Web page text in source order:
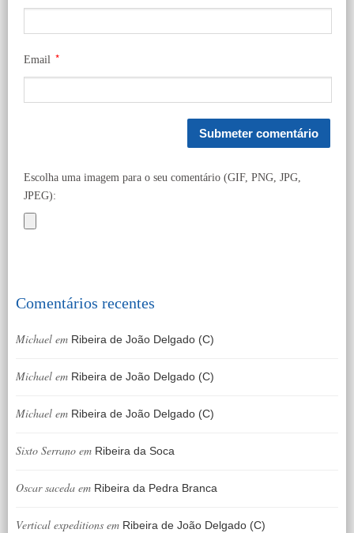
Email *
Escolha uma imagem para o seu comentário (GIF, PNG, JPG,
JPEG):
Comentários recentes
Michael em Ribeira de João Delgado (C)
Michael em Ribeira de João Delgado (C)
Michael em Ribeira de João Delgado (C)
Sixto Serrano em Ribeira da Soca
Oscar saceda em Ribeira da Pedra Branca
Vertical expeditions em Ribeira de João Delgado (C)